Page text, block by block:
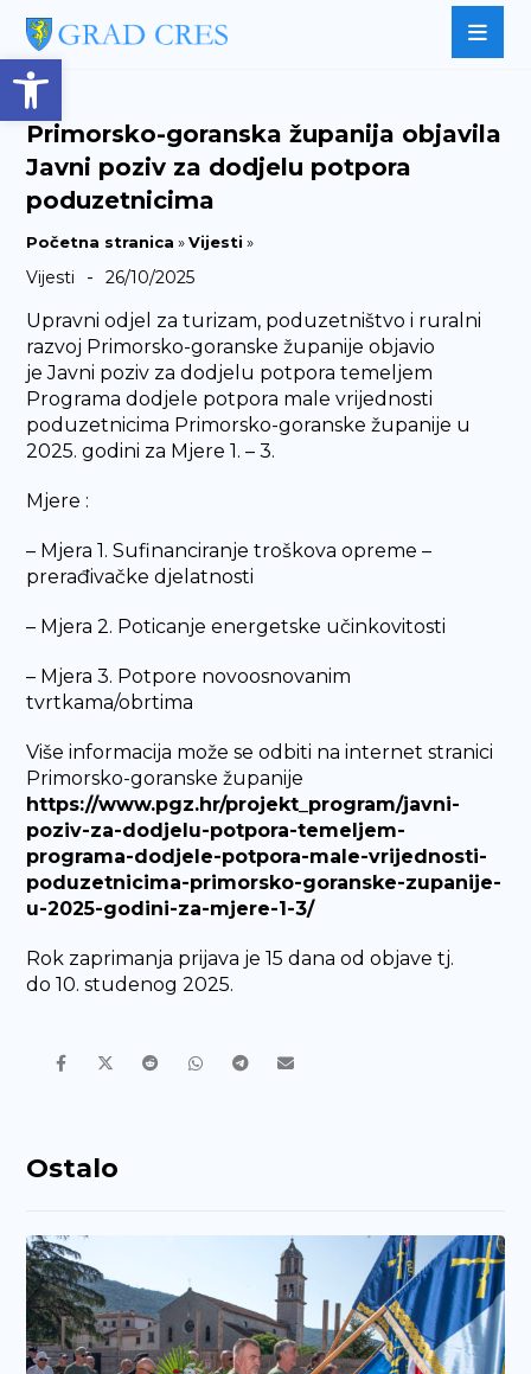
Open toolbar
Primorsko-goranska županija objavila
Javni poziv za dodjelu potpora
poduzetnicima
Početna stranica »Vijesti »
Vijesti - 26/10/2025
Upravni odjel za turizam, poduzetništvo i ruralni
razvoj Primorsko-goranske županije objavio
je Javni poziv za dodjelu potpora temeljem
Programa dodjele potpora male vrijednosti
poduzetnicima Primorsko-goranske županije u
2025. godini za Mjere 1. – 3.
Mjere :
– Mjera 1. Sufinanciranje troškova opreme –
prerađivačke djelatnosti
– Mjera 2. Poticanje energetske učinkovitosti
– Mjera 3. Potpore novoosnovanim
tvrtkama/obrtima
Više informacija može se odbiti na internet stranici
Primorsko-goranske županije
https://www.pgz.hr/projekt_program/javni-
poziv-za-dodjelu-potpora-temeljem-
programa-dodjele-potpora-male-vrijednosti-
poduzetnicima-primorsko-goranske-zupanije-
u-2025-godini-za-mjere-1-3/
Rok zaprimanja prijava je 15 dana od objave tj.
do 10. studenog 2025.
Ostalo